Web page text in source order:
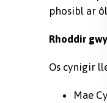
phosibl ar
Rhoddir
Os cynigir
Mae